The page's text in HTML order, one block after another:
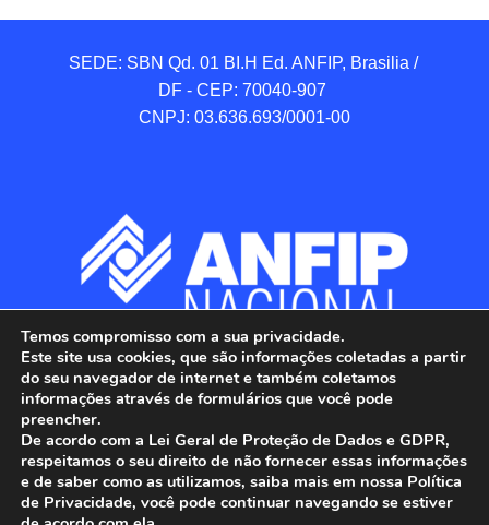
SEDE: SBN Qd. 01 BI.H Ed. ANFIP, Brasilia /
DF - CEP: 70040-907
CNPJ: 03.636.693/0001-00
ANFIP - Associação Nacional dos Auditores
Temos compromisso com a sua privacidade.
Este site usa cookies, que são informações coletadas a partir
do seu navegador de internet e também coletamos
informações através de formulários que você pode
preencher.
De acordo com a Lei Geral de Proteção de Dados e GDPR,
respeitamos o seu direito de não fornecer essas informações
e de saber como as utilizamos, saiba mais em nossa Política
de Privacidade, você pode continuar navegando se estiver